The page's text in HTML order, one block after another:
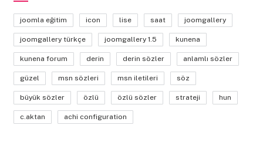
joomla eğitim icon lise saat joomgallery
joomgallery türkçe joomgallery 1.5 kunena
kunena forum derin derin sözler anlamlı sözler
güzel msn sözleri msn iletileri söz
büyük sözler özlü özlü sözler strateji hun
c.aktan achi configuration